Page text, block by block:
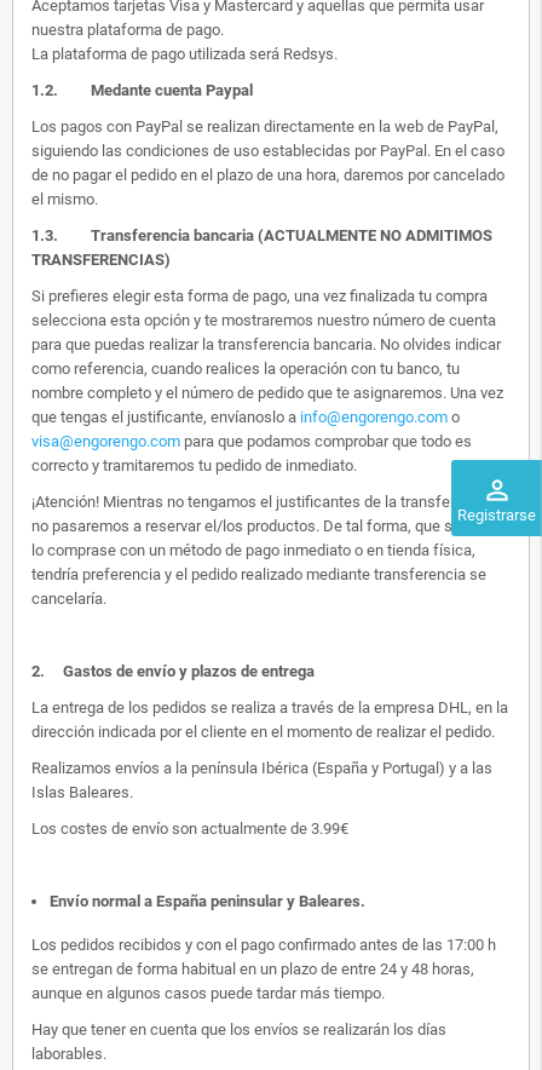
perm_identity
Registrarse
Aceptamos tarjetas Visa y Mastercard y aquellas que permita usar
nuestra plataforma de pago.
La plataforma de pago utilizada será Redsys.
1.2. Medante cuenta Paypal
Los pagos con PayPal se realizan directamente en la web de PayPal,
siguiendo las condiciones de uso establecidas por PayPal. En el caso
de no pagar el pedido en el plazo de una hora, daremos por cancelado
el mismo.
1.3. Transferencia bancaria (ACTUALMENTE NO ADMITIMOS
TRANSFERENCIAS)
Si prefieres elegir esta forma de pago, una vez finalizada tu compra
selecciona esta opción y te mostraremos nuestro número de cuenta
para que puedas realizar la transferencia bancaria. No olvides indicar
como referencia, cuando realices la operación con tu banco, tu
nombre completo y el número de pedido que te asignaremos. Una vez
que tengas el justificante, envíanoslo a info@engorengo.com o
visa@engorengo.com para que podamos comprobar que todo es
correcto y tramitaremos tu pedido de inmediato.
¡Atención! Mientras no tengamos el justificantes de la transferencia,
no pasaremos a reservar el/los productos. De tal forma, que si alguien
lo comprase con un método de pago inmediato o en tienda física,
tendría preferencia y el pedido realizado mediante transferencia se
cancelaría.
2. Gastos de envío y plazos de entrega
La entrega de los pedidos se realiza a través de la empresa DHL, en la
dirección indicada por el cliente en el momento de realizar el pedido.
Realizamos envíos a la península Ibérica (España y Portugal) y a las
Islas Baleares.
Los costes de envío son actualmente de 3.99€
Envío normal a España peninsular y Baleares.
Los pedidos recibidos y con el pago confirmado antes de las 17:00 h
se entregan de forma habitual en un plazo de entre 24 y 48 horas,
aunque en algunos casos puede tardar más tiempo.
Hay que tener en cuenta que los envíos se realizarán los días
laborables.